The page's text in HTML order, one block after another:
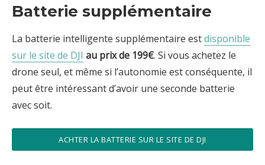
Batterie supplémentaire
La batterie intelligente supplémentaire estdisponible
sur le site de DJI au prix de 199€. Si vous achetez le
drone seul, et même si l’autonomie est conséquente, il
peut être intéressant d’avoir une seconde batterie
avec soit.
ACHTER LA BATTERIE SUR LE SITE DE DJI